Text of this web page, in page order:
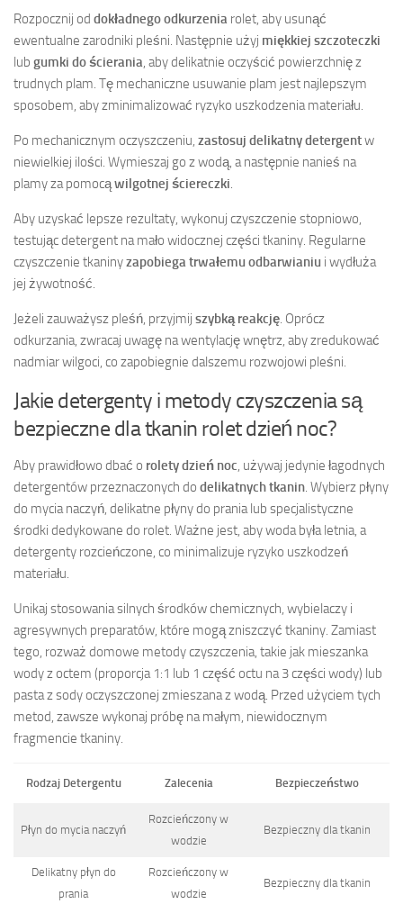
Rozpocznij od dokładnego odkurzenia rolet, aby usunąć
ewentualne zarodniki pleśni. Następnie użyj miękkiej szczoteczki
lub gumki do ścierania , aby delikatnie oczyścić powierzchnię z
trudnych plam. Tę mechaniczne usuwanie plam jest najlepszym
sposobem, aby zminimalizować ryzyko uszkodzenia materiału.
Po mechanicznym oczyszczeniu, zastosuj delikatny detergentw
niewielkiej ilości. Wymieszaj go z wodą, a następnie nanieś na
plamy za pomocąwilgotnej ściereczki
Aby uzyskać lepsze rezultaty, wykonuj czyszczenie stopniowo,
testując detergent na mało widocznej części tkaniny. Regularne
czyszczenie tkaninyzapobiega trwałemu odbarwianiu i wydłuża
jej żywotność.
Jeżeli zauważysz pleśń, przyjmij szybką reakcję . Oprócz
odkurzania, zwracaj uwagę na wentylację wnętrz, aby zredukować
nadmiar wilgoci, co zapobiegnie dalszemu rozwojowi pleśni.
Jakie detergenty i metody czyszczenia są
bezpieczne dla tkanin rolet dzień noc?
Aby prawidłowo dbać o rolety dzień noc , używaj jedynie łagodnych
detergentów przeznaczonych do delikatnych tkanin . Wybierz płyny
do mycia naczyń, delikatne płyny do prania lub specjalistyczne
środki dedykowane do rolet. Ważne jest, aby woda była letnia, a
detergenty rozcieńczone, co minimalizuje ryzyko uszkodzeń
materiału.
Unikaj stosowania silnych środków chemicznych, wybielaczy i
agresywnych preparatów, które mogą zniszczyć tkaniny. Zamiast
tego, rozważ domowe metody czyszczenia, takie jak mieszanka
wody z octem (proporcja 1:1 lub 1 część octu na 3 części wody) lub
pasta z sody oczyszczonej zmieszana z wodą. Przed użyciem tych
metod, zawsze wykonaj próbę na małym, niewidocznym
fragmencie tkaniny.
Rodzaj Detergentu Zalecenia Bezpieczeństwo
Płyn do mycia naczyń
Rozcieńczony w
wodzie
Bezpieczny dla tkanin
Delikatny płyn do
prania
Rozcieńczony w
wodzie
Bezpieczny dla tkanin